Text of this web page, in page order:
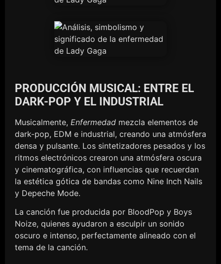
PRODUCCIÓN MUSICAL: ENTRE EL
DARK-POP Y EL INDUSTRIAL
Musicalmente, Enfermedad mezcla elementos de
dark-pop, EDM e industrial, creando una atmósfera
densa y pulsante. Los sintetizadores pesados y los
ritmos electrónicos crearon una atmósfera oscura
y cinematográfica, con influencias que recuerdan
la estética gótica de bandas como Nine Inch Nails
y Depeche Mode.
La canción fue producida por BloodPop y Boys
Noize, quienes ayudaron a esculpir un sonido
oscuro e intenso, perfectamente alineado con el
tema de la canción.